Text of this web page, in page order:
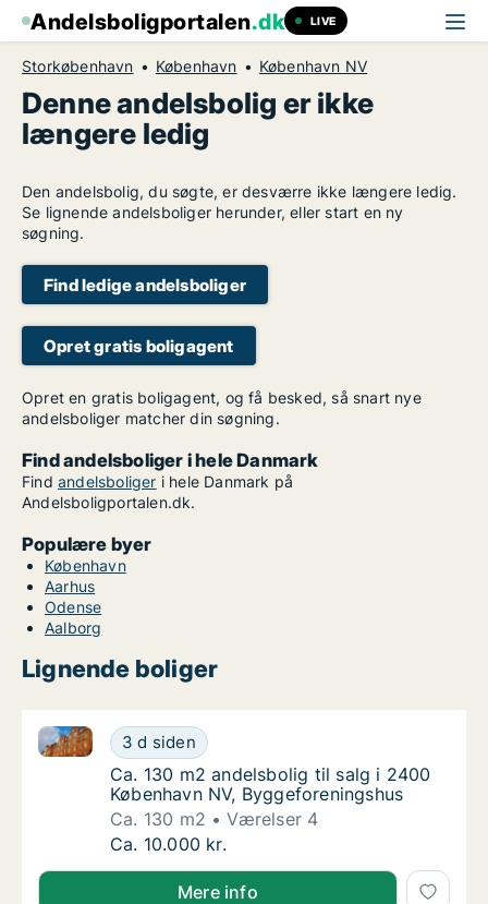
Andelsboligportalen.dk LIVE
Storkøbenhavn København København NV
Denne andelsbolig er ikke
længere ledig
Den andelsbolig, du søgte, er desværre ikke længere ledig.
Se lignende andelsboliger herunder, eller start en ny
søgning.
Find ledige andelsboliger
Opret gratis boligagent
Opret en gratis boligagent, og få besked, så snart nye
andelsboliger matcher din søgning.
Find andelsboliger i hele Danmark
Find andelsboliger i hele Danmark på
Andelsboligportalen.dk.
Populære byer
København
Aarhus
Odense
Aalborg
Lignende boliger
Ca. 130 m2 andelsbolig til salg i 2400
3 d siden
Ca. 130 m2 andelsbolig til salg i 2400 København
Ca. 130 m2 andelsbolig til salg i 2400
Ca. 130 m2 andelsbolig til salg i 2400
København NV, Byggeforeningshus
Ca. 130 m2
Værelser 4
Ca. 130 m2 andelsbolig til salg i 2400
Ca. 10.000 kr.
Mere info